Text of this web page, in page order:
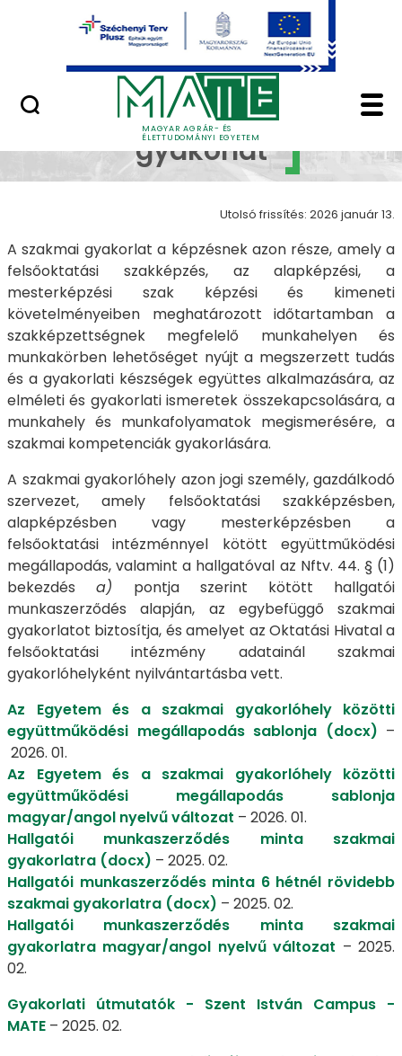
Ugrás a fő tartalomhoz
MAGYAR AGRÁR- ÉS
ÉLETTUDOMÁNYI EGYETEM
Minőségügy
Szakmai gyakorlat -
Szakmai
gyakorlat
Utolsó frissítés: 2026 január 13.
A szakmai gyakorlat a képzésnek azon része, amely a
felsőoktatási szakképzés, az alapképzési, a
mesterképzési szak képzési és kimeneti
követelményeiben meghatározott időtartamban a
szakképzettségnek megfelelő munkahelyen és
munkakörben lehetőséget nyújt a megszerzett tudás
és a gyakorlati készségek együttes alkalmazására, az
elméleti és gyakorlati ismeretek összekapcsolására, a
munkahely és munkafolyamatok megismerésére, a
szakmai kompetenciák gyakorlására.
A szakmai gyakorlóhely azon jogi személy, gazdálkodó
szervezet, amely felsőoktatási szakképzésben,
alapképzésben vagy mesterképzésben a
felsőoktatási intézménnyel kötött együttműködési
megállapodás, valamint a hallgatóval az Nftv. 44. § (1)
bekezdés a) pontja szerint kötött hallgatói
munkaszerződés alapján, az egybefüggő szakmai
gyakorlatot biztosítja, és amelyet az Oktatási Hivatal a
felsőoktatási intézmény adatainál szakmai
gyakorlóhelyként nyilvántartásba vett.
Az Egyetem és a szakmai gyakorlóhely közötti
együttműködési megállapodás sablonja (docx) –
2026. 01.
Az Egyetem és a szakmai gyakorlóhely közötti
együttműködési megállapodás sablonja
magyar/angol nyelvű változat – 2026. 01.
Hallgatói munkaszerződés minta szakmai
gyakorlatra (docx)​​​​​ – 2025. 02.
Hallgatói munkaszerződés minta 6 hétnél rövidebb
szakmai gyakorlatra (docx)​​​​​ – 2025. 02.
Hallgatói munkaszerződés minta szakmai
gyakorlatra magyar/angol nyelvű változat – 2025.
02.
Gyakorlati útmutatók - Szent István Campus -
MATE – 2025. 02.